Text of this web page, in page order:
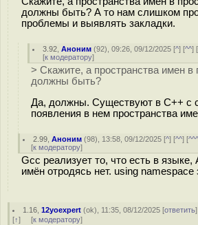
должны быть? А то нам слишком
проблемы и выявлять закладки.
3.92 ,Аноним (92), 09:26, 09/12/2025 [^] [^^] [
[к модератору]
> Скажите, а пространства имен в
должны быть?
Да, должны. Существуют в C++ с
появления в нем пространства
2.99 ,Аноним (98), 13:58, 09/12/2025 [^] [^^] [
[к модератору]
Gсс реализует то, что есть в языке,
имён отродясь нет. using namespace
1.16 ,12yoexpert (ok), 11:35, 08/12/2025 [ответить
[↑] [к модератору]